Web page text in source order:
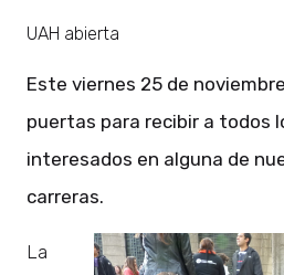
UAH abierta
Este viernes 25 de
puertas para recibir a todos
interesados en alguna de
carreras.
La